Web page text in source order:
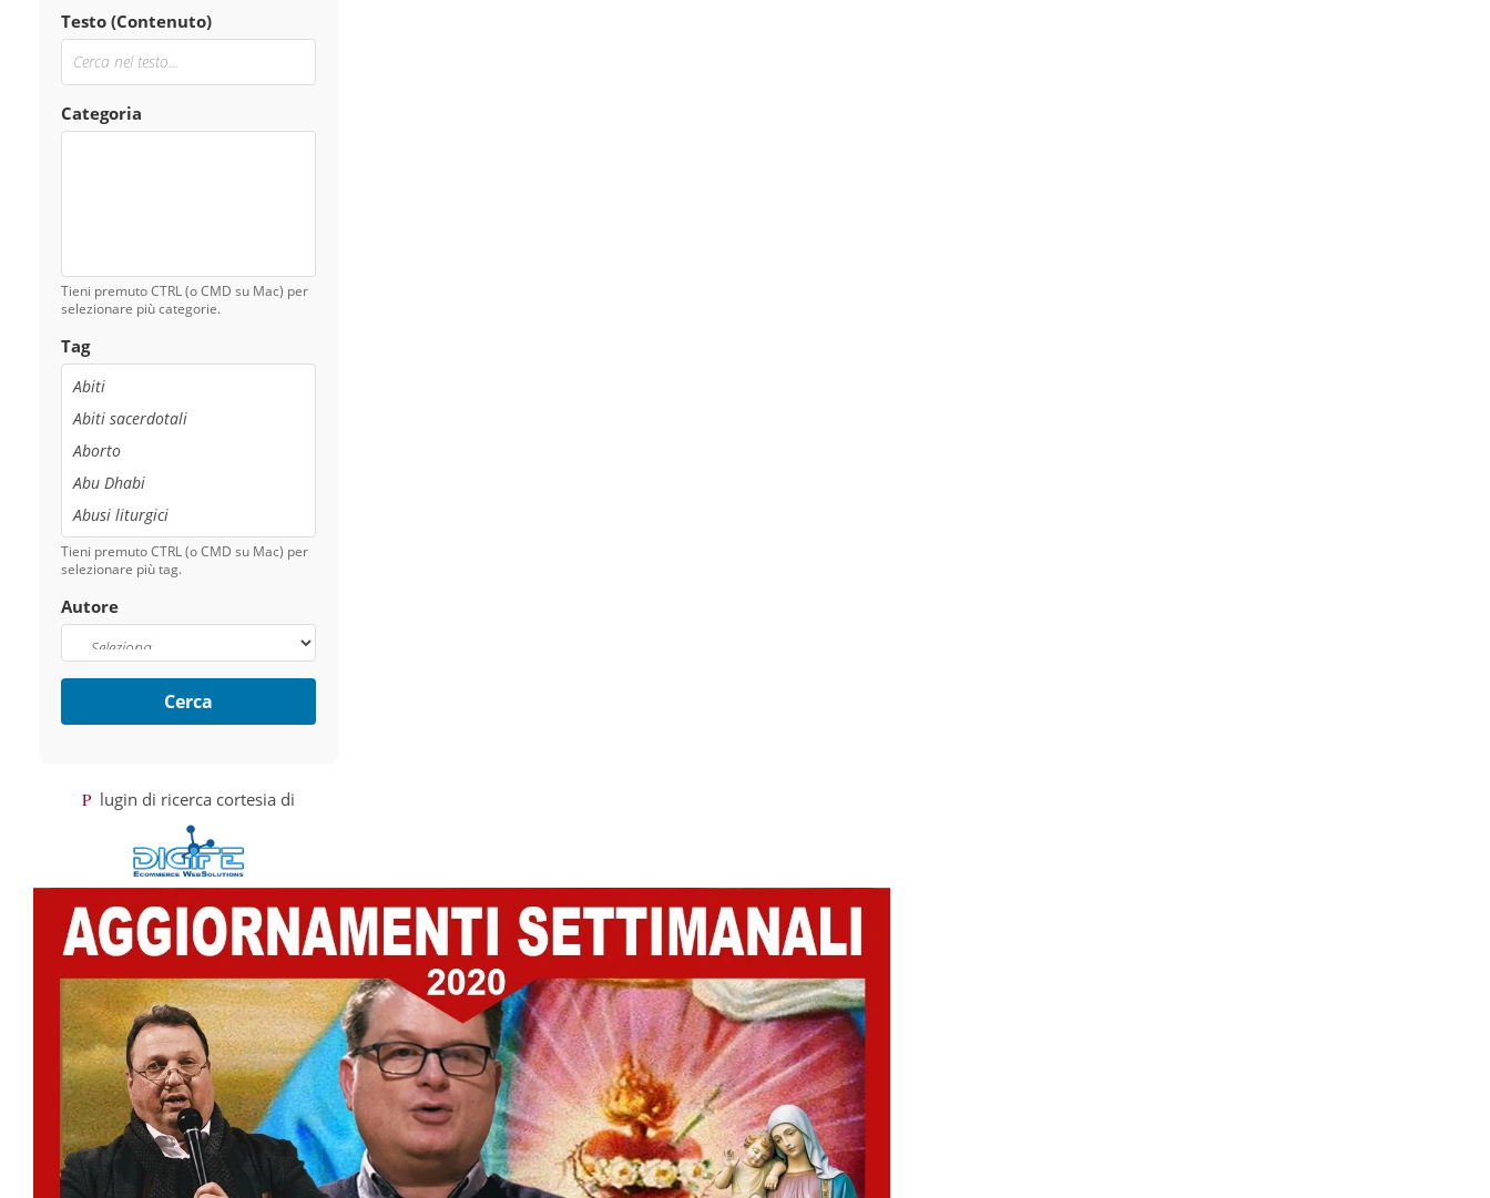
Testo (Contenuto)
Categoria
Tieni premuto CTRL (o CMD su Mac) per
selezionare più categorie.
Tag
Tieni premuto CTRL (o CMD su Mac) per
selezionare più tag.
Autore
Cerca
Plugin di ricerca cortesia di